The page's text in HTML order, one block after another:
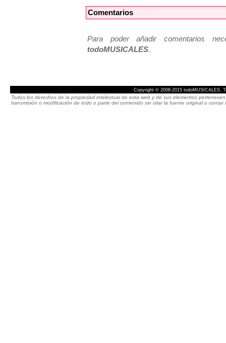
Comentarios
Para poder añadir comentarios
todoMUSICALES.
Copyright © 2008-2015 todoMUSICALES.
Todos los derechos de la propiedad intelectual de esta web y de sus elementos
transmisión o modificación de todo o parte del contenido sin citar la fuente original o